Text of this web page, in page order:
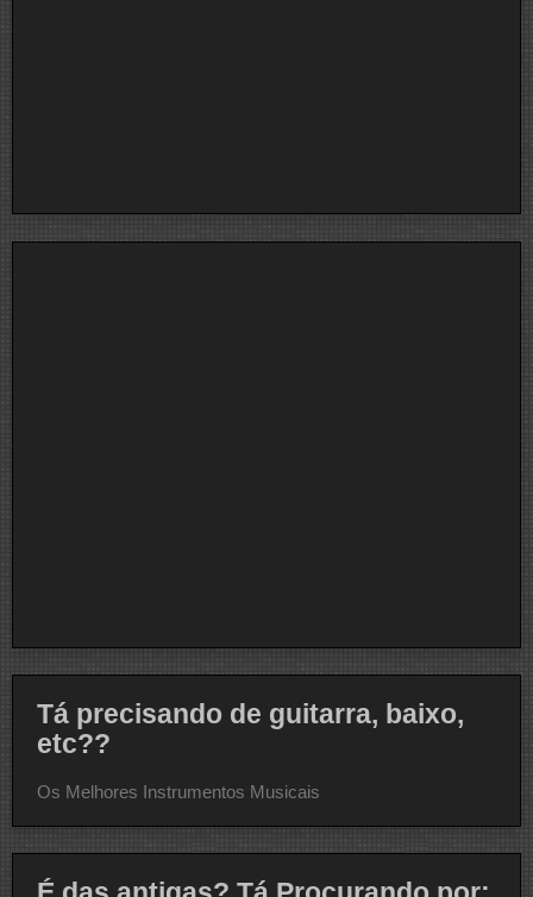
Tá precisando de guitarra, baixo,
etc??
Os Melhores Instrumentos Musicais